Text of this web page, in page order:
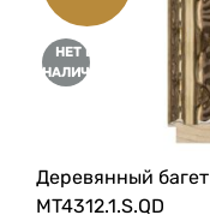
НЕТ В
НАЛИЧИИ
Деревянный багет
MT4312.1.S.QD